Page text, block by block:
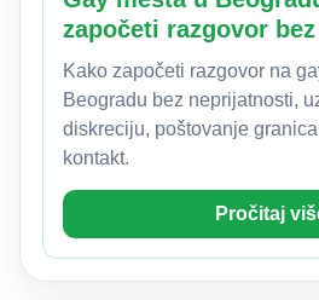
započeti razgovor
Kako započeti razgovor na
Beogradu bez neprijatnosti,
diskreciju, poštovanje
kontakt.
Pročitaj